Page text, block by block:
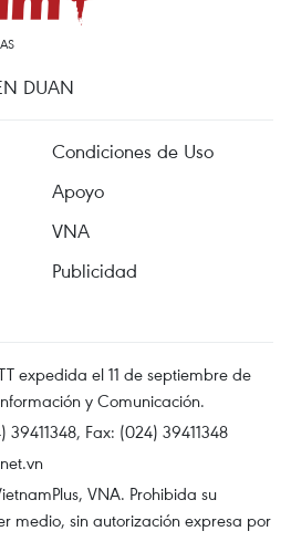
DUAN
Condiciones de Uso
Apoyo
VNA
Publicidad
expedida el 11 de septiembre de
y Comunicación.
39411348, Fax: (024) 39411348
VNA. Prohibida su
medio, sin autorización expresa por